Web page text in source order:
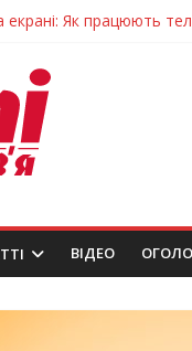
екрані: Як працюють
на
Дніпропетровщини
воду без паніки:
ВIДЕО